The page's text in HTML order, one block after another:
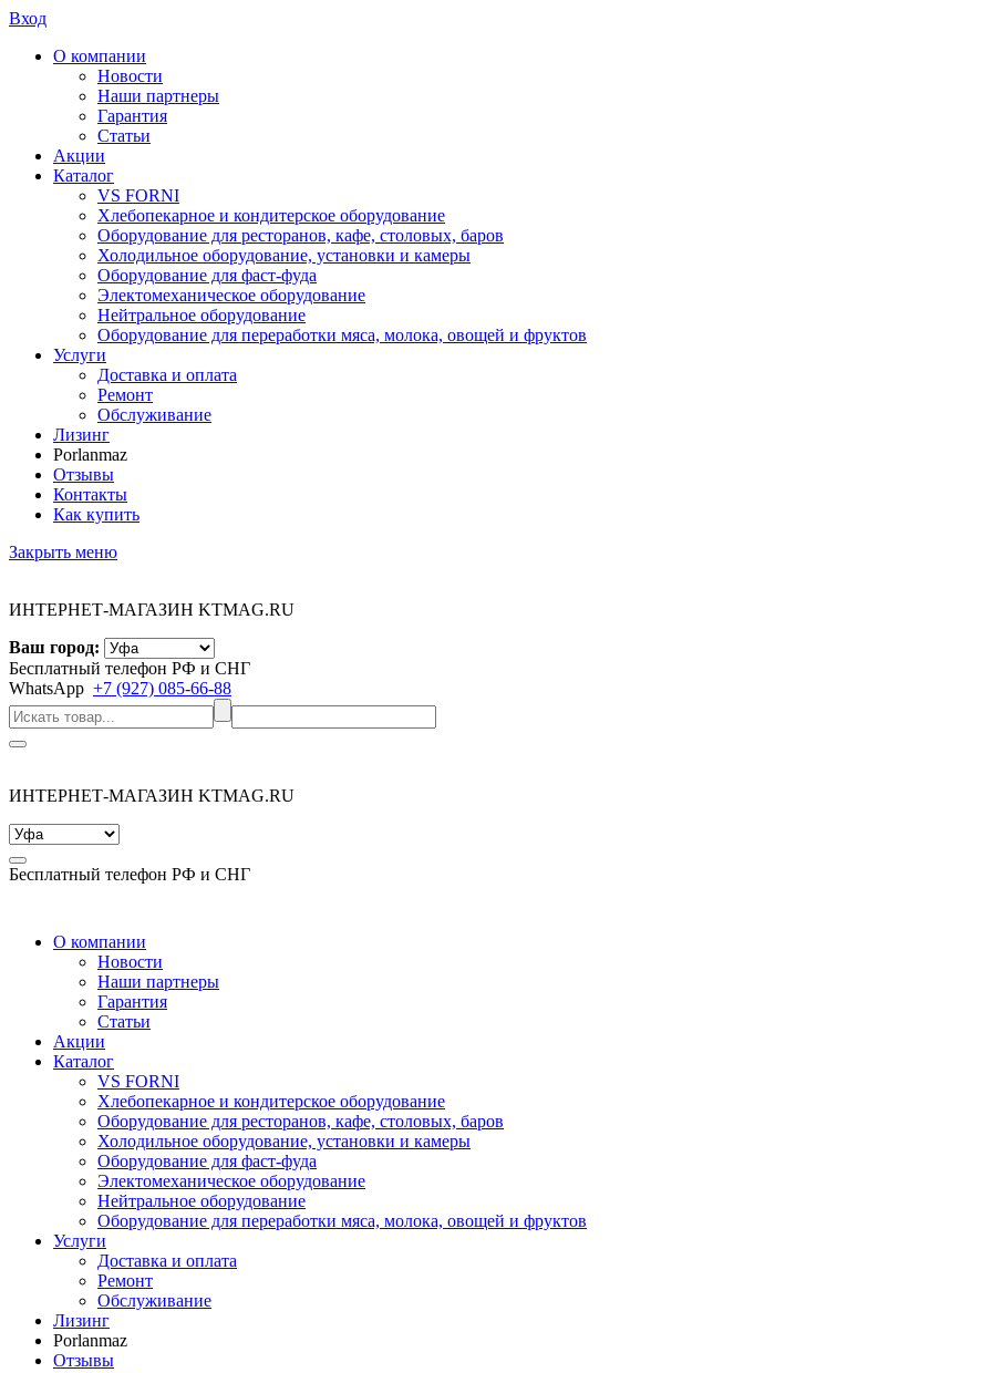
Вход
О компании
Новости
Наши партнеры
Гарантия
Статьи
Акции
Каталог
VS FORNI
Хлебопекарное и кондитерское оборудование
Оборудование для ресторанов, кафе, столовых, баров
Холодильное оборудование, установки и камеры
Оборудование для фаст-фуда
Электомеханическое оборудование
Нейтральное оборудование
Оборудование для переработки мяса, молока, овощей и фруктов
Услуги
Доставка и оплата
Ремонт
Обслуживание
Лизинг
Porlanmaz
Отзывы
Контакты
Как купить
Закрыть меню
ИНТЕРНЕТ-МАГАЗИН KTMAG.RU
Ваш город:
Бесплатный телефон РФ и СНГ
WhatsApp +7 (927) 085-66-88
ИНТЕРНЕТ-МАГАЗИН KTMAG.RU
Бесплатный телефон РФ и СНГ
О компании
Новости
Наши партнеры
Гарантия
Статьи
Акции
Каталог
VS FORNI
Хлебопекарное и кондитерское оборудование
Оборудование для ресторанов, кафе, столовых, баров
Холодильное оборудование, установки и камеры
Оборудование для фаст-фуда
Электомеханическое оборудование
Нейтральное оборудование
Оборудование для переработки мяса, молока, овощей и фруктов
Услуги
Доставка и оплата
Ремонт
Обслуживание
Лизинг
Porlanmaz
Отзывы